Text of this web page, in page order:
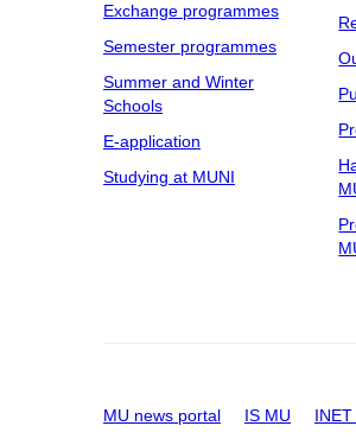
Exchange programmes
Semester programmes
Summer and Winter
Schools
E-application
Studying at MUNI
MU news portal IS MU INET